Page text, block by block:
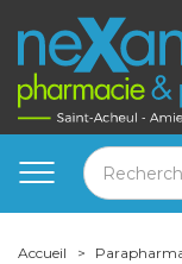
Accueil